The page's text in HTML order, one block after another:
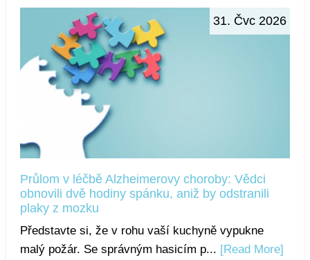
31. Čvc 2026
Průlom v léčbě Alzheimerovy choroby: Vědci
obnovili dvě hodiny spánku, aniž by odstranili
plaky z mozku
Představte si, že v rohu vaší kuchyně vypukne
malý požár. Se správným hasicím p... [Read More]